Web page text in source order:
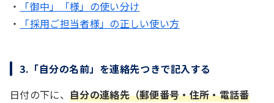
・
「御中」「様」の使い分け
・
「採用ご担当者様」の正しい使い方
3.「自分の名前」を連絡先つきで記入する
日付の下に、 自分の連絡先（郵便番号・住所・電話番